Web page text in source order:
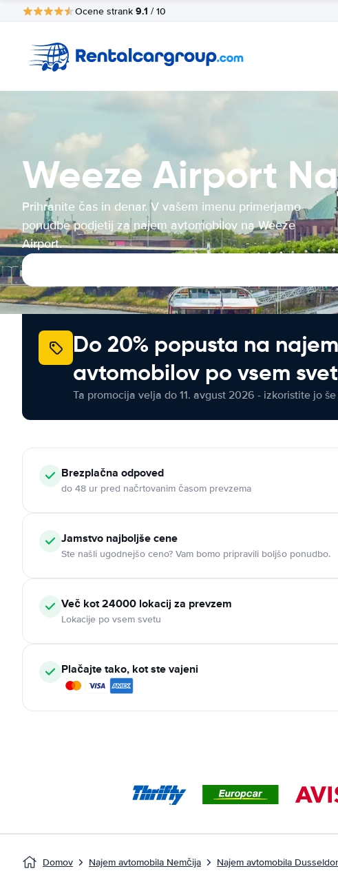
Ocene strank 9.1 / 10
Weeze Airport
Prihranite čas in denar. V vašem imenu primerjamo
ponudbe podjetij za najem avtomobilov na Weeze
Airport.
Do 20% popusta na najem
avtomobilov po vsem
Ta promocija velja do 11. avgust 2026 - izkoristite jo še
Brezplačna odpoved
do 48 ur pred načrtovanim časom prevzema
Jamstvo najboljše cene
Ste našli ugodnejšo ceno? Vam bomo pripravili boljšo ponudbo.
Več kot 24000 lokacij za prevzem
Lokacije po vsem svetu
Plačajte tako, kot ste vajeni
Domov Najem avtomobila Nemčija Najem avtomobila